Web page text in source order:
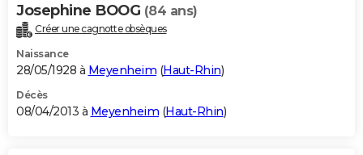
Josephine BOOG (84 ans)
Créer une cagnotte obsèques
Naissance
28/05/1928 à Meyenheim (Haut-Rhin)
Décès
08/04/2013 à Meyenheim (Haut-Rhin)